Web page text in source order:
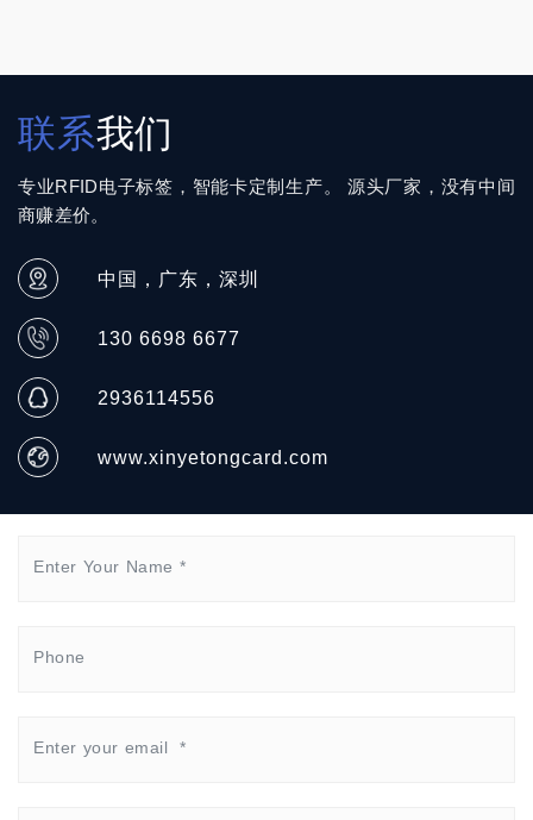
联系我们
专业RFID电子标签，智能卡定制生产。 源头厂家，没有中间
商赚差价。
中国，广东，深圳
130 6698 6677
2936114556
www.xinyetongcard.com